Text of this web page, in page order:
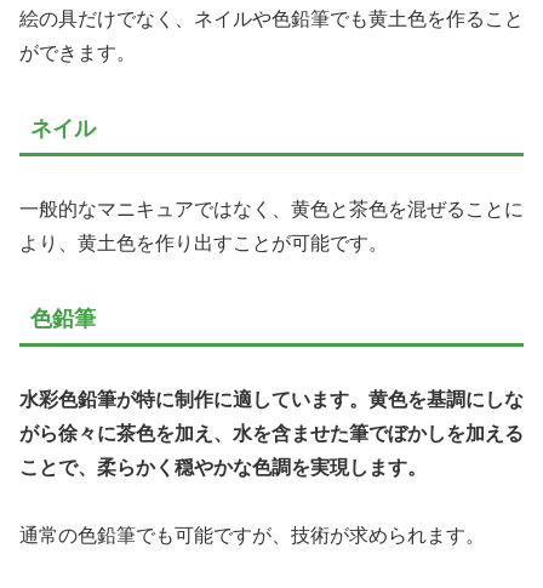
絵の具だけでなく、ネイルや色鉛筆でも黄土色を作ること
ができます。
ネイル
一般的なマニキュアではなく、黄色と茶色を混ぜることに
より、黄土色を作り出すことが可能です。
色鉛筆
水彩色鉛筆が特に制作に適しています。黄色を基調にしな
がら徐々に茶色を加え、水を含ませた筆でぼかしを加える
ことで、柔らかく穏やかな色調を実現します。
通常の色鉛筆でも可能ですが、技術が求められます。